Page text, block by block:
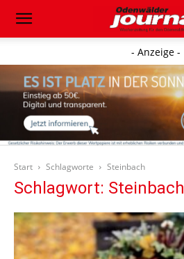
- Anzeige -
Start Schlagworte Steinbach
Schlagwort: Steinbach